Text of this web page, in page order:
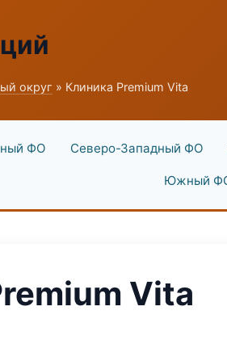
округ » Клиника Premium Vita
ФО Северо-Западный ФО
Южный
Vita